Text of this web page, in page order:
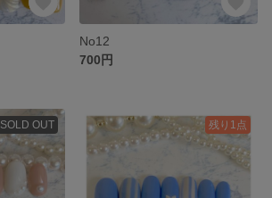
No12
700円
SOLD OUT 残り1点